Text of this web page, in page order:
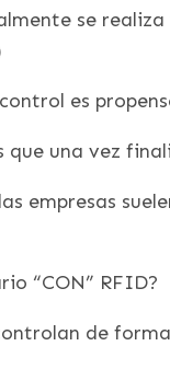
se
es
que una vez
empresas
“CON” RFID?
de